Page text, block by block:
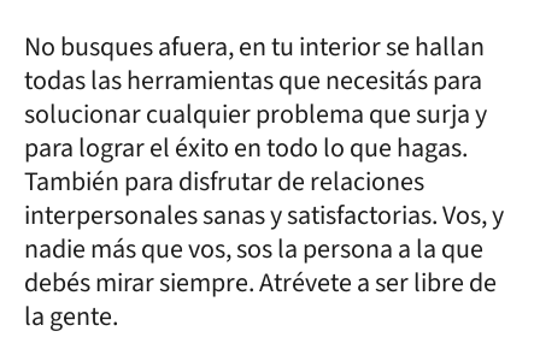
No busques afuera, en tu interior se hallan
todas las herramientas que necesitás para
solucionar cualquier problema que surja y
para lograr el éxito en todo lo que hagas.
También para disfrutar de relaciones
interpersonales sanas y satisfactorias. Vos, y
nadie más que vos, sos la persona a la que
debés mirar siempre. Atrévete a ser libre de
la gente.